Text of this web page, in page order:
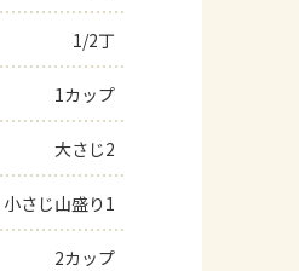
1/2丁
1カップ
大さじ2
小さじ山盛り1
2カップ